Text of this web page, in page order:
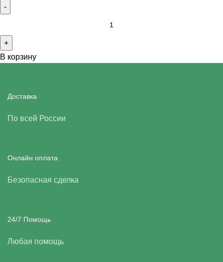
В корзину
Доставка
По всей России
Онлайн оплата
Безопасная сделка
24/7 Помощь
Любая помощь